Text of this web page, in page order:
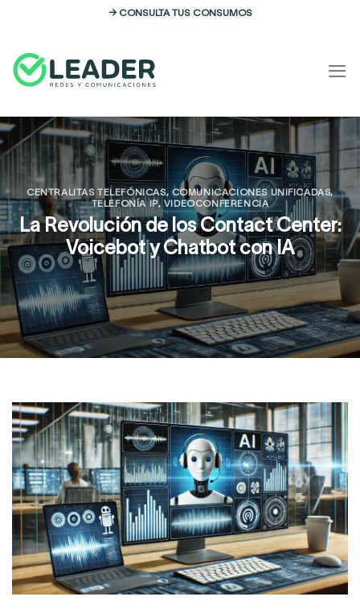
content
→ CONSULTA TUS CONSUMOS
CENTRALITAS TELEFÓNICAS, COMUNICACIONES UNIFICADAS,
TELEFONÍA IP, VIDEOCONFERENCIA
La Revolución de los Contact Center:
Voicebot y Chatbot con IA